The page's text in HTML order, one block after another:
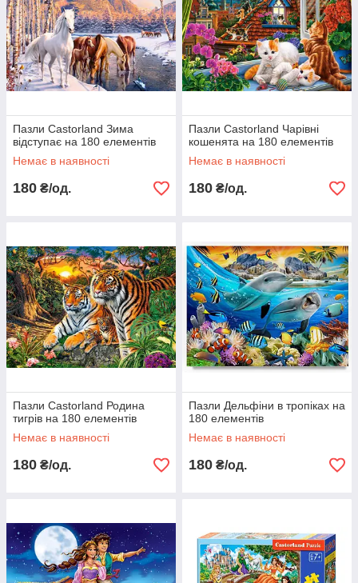
Пазли Castorland Зима
відступає на 180 елементів
Немає в наявності
180 ₴/од.
Пазли Castorland Чарівні
кошенята на 180 елементів
Немає в наявності
180 ₴/од.
Пазли Castorland Родина
тигрів на 180 елементів
Немає в наявності
180 ₴/од.
Пазли Дельфіни в тропіках на
180 елементів
Немає в наявності
180 ₴/од.